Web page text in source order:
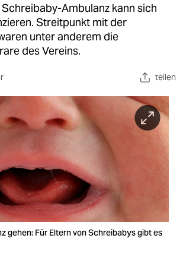
Ambulanz kann sich
Streitpunkt mit der
unter anderem die
des Vereins.
teilen
gehen: Für Eltern von Schreibabys gibt es